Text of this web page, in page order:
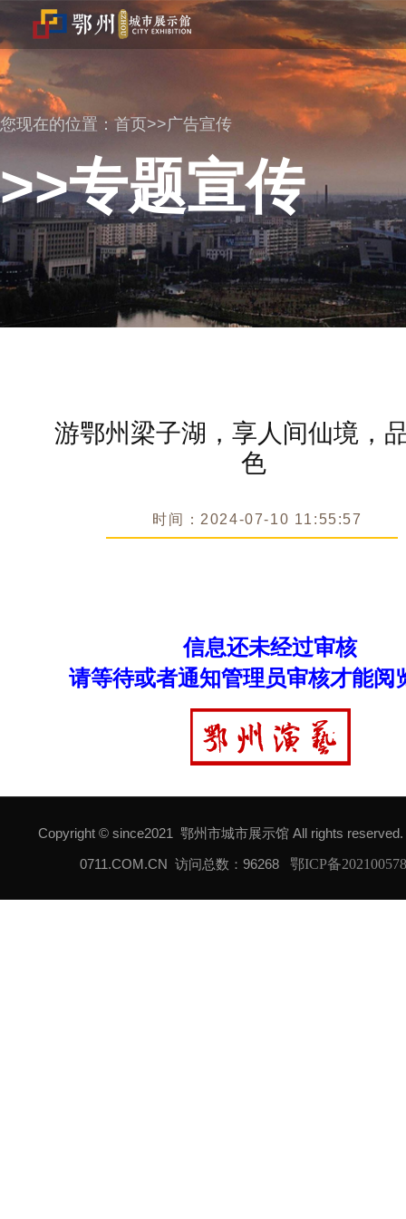
您现在的位置：首页>>广告宣传
>>专题宣传
游鄂州梁子湖，享人间仙境，
色
时间：2024-07-10 11:55:57
信息还未经过审核
请等待或者通知管理员审核才能阅
Copyright © since2021 鄂州市城市展示馆 All rights
0711.COM.CN 访问总数：96268 鄂ICP备